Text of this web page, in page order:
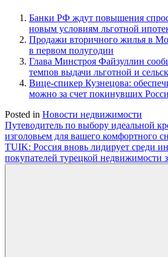
Банки РФ ждут повышения
новым условиям льготной
Продажи вторичного жилья в
в первом полугодии
Глава Минстроя Файзуллин
темпов выдачи льготной и
Вице-спикер Кузнецова:
можно за счет покинувших
Posted in Новости недвижимости
Навигация
по
записям
Путеводитель по выбору идеальной
изголовьем для вашего комфортного
TUIK: Россия вновь лидирует среди
покупателей турецкой недвижимости